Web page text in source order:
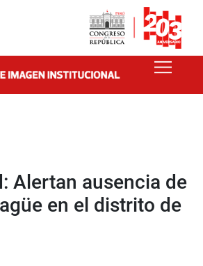
Alertan ausencia de
en el distrito de